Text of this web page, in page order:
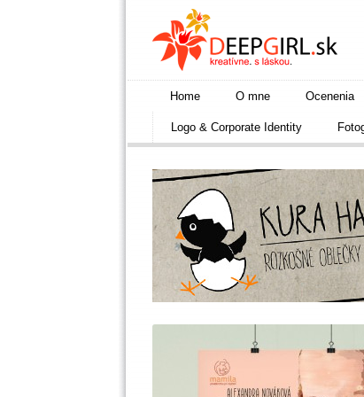
Home O mne Ocenenia
Logo & Corporate Identity